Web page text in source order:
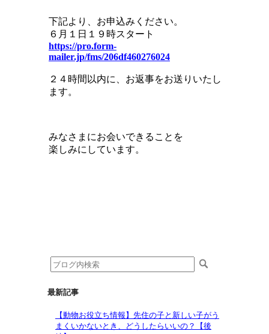
下記より、お申込みください。
６月１日１９時スタート
https://pro.form-
mailer.jp/fms/206df460276024
２４時間以内に、お返事をお送りいたし
ます。
みなさまにお会いできることを
楽しみにしています。
最新記事
【動物お役立ち情報】先住の子と新しい子がう
まくいかないとき、どうしたらいいの？【後